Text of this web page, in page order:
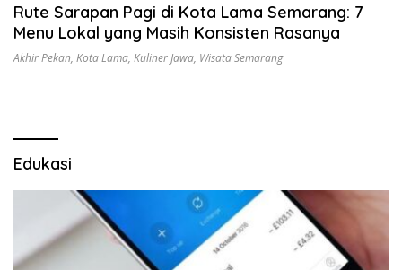
Rute Sarapan Pagi di Kota Lama Semarang: 7
Menu Lokal yang Masih Konsisten Rasanya
Akhir Pekan, Kota Lama, Kuliner Jawa, Wisata Semarang
Edukasi